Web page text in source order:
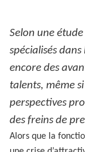
Selon une
spécialisés
encore des
talents, même
perspectives
des freins de
Alors que la